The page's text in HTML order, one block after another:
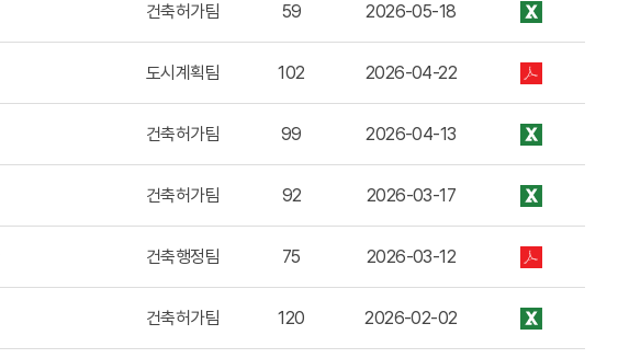
건축허가팀 59 2026-05-18
도시계획팀 102 2026-04-22
건축허가팀 99 2026-04-13
건축허가팀 92 2026-03-17
건축행정팀 75 2026-03-12
건축허가팀 120 2026-02-02